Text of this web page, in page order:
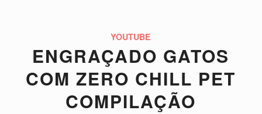
YOUTUBE
ENGRAÇADO GATOS
COM ZERO CHILL PET
COMPILAÇÃO